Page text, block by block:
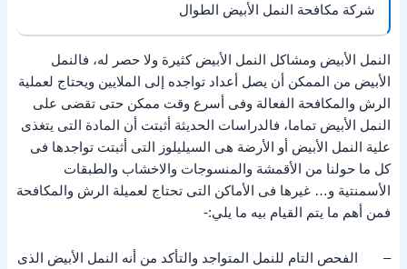
شركة مكافحة النمل الأبيض الطوال
النمل الأبيض ومشاكل النمل الأبيض كثيرة ولا حصر له، فالنمل
الأبيض من الممكن أن يصل أعداد تواجده إلى الملايين ويحتاج لعملية
الرش والمكافحة الفعالة وفى أسرع وقت ممكن حتى تقضى على
النمل الأبيض تماما، فالدراسات الحديثة أثبتت أن المادة التى يتغذى
علية النمل الأبيض أو الأرضة هى السيليلوز التى أثبتت تواجدها فى
كل ما حولنا من الأقمشة والمنسوجات والاخشاب والطبقات
الأسمنتية و… غيرها فى الأماكن التى تحتاج لعميلة الرش والمكافحة
فمن أهم ما يتم القيام بيه ما يلي:-
– الفحص التام للنمل المتواجد والتأكد من أنه النمل الأبيض الذى